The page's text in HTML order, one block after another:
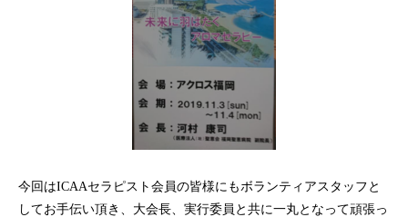
今回はICAAセラピスト会員の皆様にもボランティアスタッフと
してお手伝い頂き、大会長、実行委員と共に一丸となって頑張っ